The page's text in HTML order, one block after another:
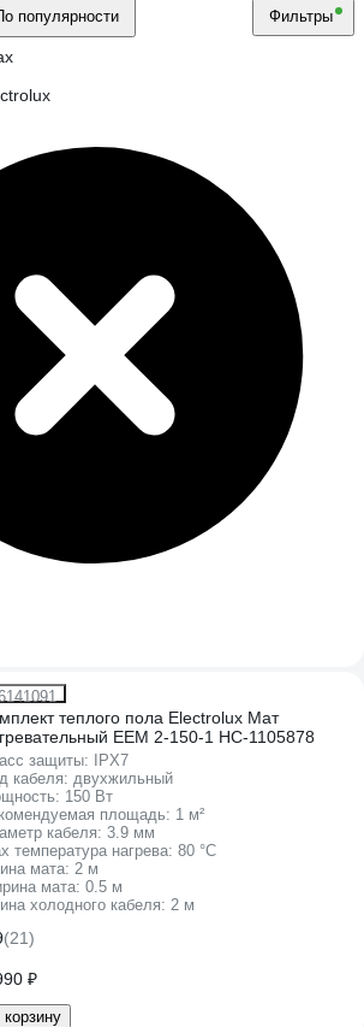
популярности Фильтры
теплого пола Electrolux Мат
EEM 2-150-1 НС-1105878
защиты:
IPХ7
кабеля: двухжильный
150 Вт
площадь: 1 м²
кабеля: 3.9 мм
температура нагрева: 80 °С
мата: 2 м
мата: 0.5 м
холодного кабеля: 2 м
(21)
₽
корзину